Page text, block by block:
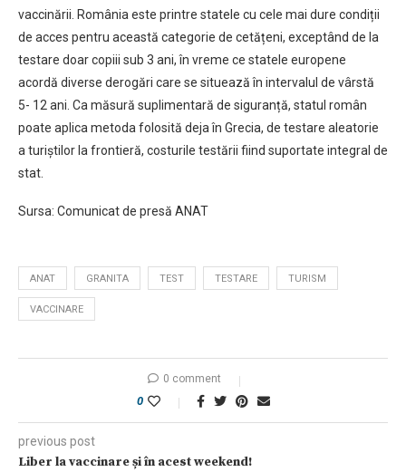
vaccinării. România este printre statele cu cele mai dure condiții
de acces pentru această categorie de cetățeni, exceptând de la
testare doar copiii sub 3 ani, în vreme ce statele europene
acordă diverse derogări care se situează în intervalul de vârstă
5- 12 ani. Ca măsură suplimentară de siguranță, statul român
poate aplica metoda folosită deja în Grecia, de testare aleatorie
a turiștilor la frontieră, costurile testării fiind suportate integral de
stat.
Sursa: Comunicat de presă ANAT
ANAT GRANITA TEST TESTARE TURISM
VACCINARE
0 comment
0
previous post
Liber la vaccinare și în acest weekend!